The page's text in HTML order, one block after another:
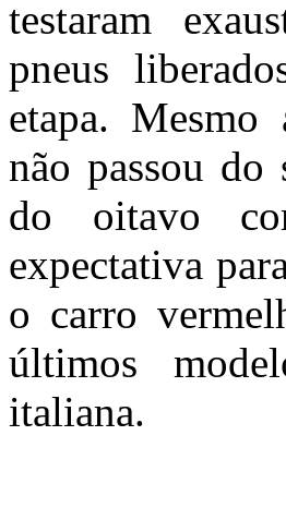
testaram
pneus
etapa.
não passou
do oitavo
expectativa
o carro
últimos
italiana.